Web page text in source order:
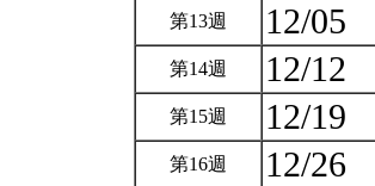
第13週 12/05
第14週 12/12
第15週 12/19
第16週 12/26